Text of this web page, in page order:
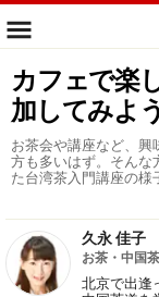
カフェで楽
加してみよう
お茶会や講座など、興
方も多いはず。そんな
た台湾茶入門講座の様
久永 佳子
お茶・中国
北京で出逢